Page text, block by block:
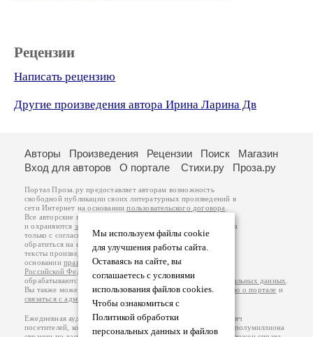
Рецензии
Написать рецензию
Другие произведения автора Ирина Ларина Дв
Мы используем файлы cookie
для улучшения работы сайта.
Оставаясь на сайте, вы
соглашаетесь с условиями
использования файлов cookies.
Чтобы ознакомиться с
Политикой обработки
персональных данных и файлов
Авторы Произведения Рецензии Поиск
Магазин
Вход для авторов
О портале Стихи.ру Проза.ру
Портал Проза.ру предоставляет авторам возможность
свободной публикации своих литературных произведений в
сети Интернет на основаниипользовательского договора
Все авторские права на произведения принадлежат авторам
и охраняются законом
. Перепечатка произведений возможна
только с согласия его автора, к которому вы можете
обратиться на его авторской странице. Ответственность за
тексты произведений авторы несут самостоятельно на
основанииправил публикацииизаконодательства
Российской Федерации
обрабатываются на основанииПолитики обработки персональных данных
Вы также можете посмотреть более подробнуюинформацию о портале и
связаться с администрацией
Ежедневная аудитория портала Проза.ру – порядка 100 тысяч
посетителей, которые в общей сумме просматривают более полумиллиона